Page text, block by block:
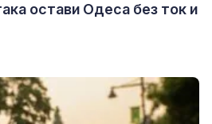
остави Одеса без ток и